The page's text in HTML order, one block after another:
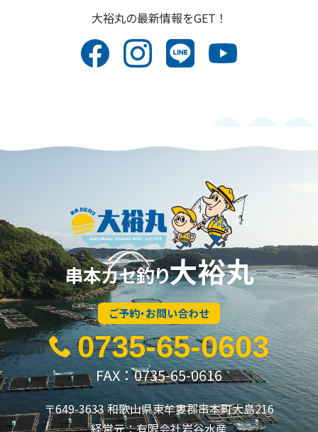
⼤裕丸の最新情報をGET！
串本カセ釣り大裕丸
ご予約・お問い合わせ
0735-65-0603
FAX：0735-65-0616
〒649-3633 和歌山県東牟婁郡串本町大島216
経営元：有限会社岩谷水産